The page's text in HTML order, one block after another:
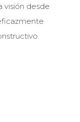
visión desde